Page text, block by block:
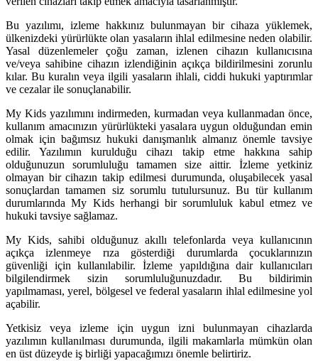
Bu yazılımı, izleme hakkınız bulunmayan bir cihaza yüklemek,
ülkenizdeki yürürlükte olan yasaların ihlal edilmesine neden olabilir.
Yasal düzenlemeler çoğu zaman, izlenen cihazın kullanıcısına
ve/veya sahibine cihazın izlendiğinin açıkça bildirilmesini zorunlu
kılar. Bu kuralın veya ilgili yasaların ihlali, ciddi hukuki yaptırımlar
ve cezalar ile sonuçlanabilir.
My Kids yazılımını indirmeden, kurmadan veya kullanmadan önce,
kullanım amacınızın yürürlükteki yasalara uygun olduğundan emin
olmak için bağımsız hukuki danışmanlık almanız önemle tavsiye
edilir. Yazılımın kurulduğu cihazı takip etme hakkına sahip
olduğunuzun sorumluluğu tamamen size aittir. İzleme yetkiniz
olmayan bir cihazın takip edilmesi durumunda, oluşabilecek yasal
sonuçlardan tamamen siz sorumlu tutulursunuz. Bu tür kullanım
durumlarında My Kids herhangi bir sorumluluk kabul etmez ve
hukuki tavsiye sağlamaz.
My Kids, sahibi olduğunuz akıllı telefonlarda veya kullanıcının
açıkça izlenmeye rıza gösterdiği durumlarda çocuklarınızın
güvenliği için kullanılabilir. İzleme yapıldığına dair kullanıcıları
bilgilendirmek sizin sorumluluğunuzdadır. Bu bildirimin
yapılmaması, yerel, bölgesel ve federal yasaların ihlal edilmesine yol
açabilir.
Yetkisiz veya izleme için uygun izni bulunmayan cihazlarda
yazılımın kullanılması durumunda, ilgili makamlarla mümkün olan
en üst düzeyde iş birliği yapacağımızı önemle belirtiriz.